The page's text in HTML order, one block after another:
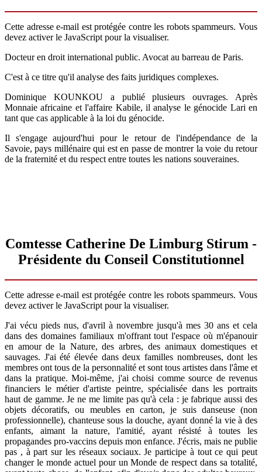
Cette adresse e-mail est protégée contre les robots spammeurs. Vous
devez activer le JavaScript pour la visualiser.
Docteur en droit international public. Avocat au barreau de Paris.
C'est à ce titre qu'il analyse des faits juridiques complexes.
Dominique KOUNKOU a publié plusieurs ouvrages. Après
Monnaie africaine et l'affaire Kabile, il analyse le génocide Lari en
tant que cas applicable à la loi du génocide.
Il s'engage aujourd'hui pour le retour de l'indépendance de la
Savoie, pays millénaire qui est en passe de montrer la voie du retour
de la fraternité et du respect entre toutes les nations souveraines.
Comtesse Catherine De Limburg Stirum -
Présidente du Conseil Constitutionnel
Cette adresse e-mail est protégée contre les robots spammeurs. Vous
devez activer le JavaScript pour la visualiser.
J'ai vécu pieds nus, d'avril à novembre jusqu'à mes 30 ans et cela
dans des domaines familiaux m'offrant tout l'espace où m'épanouir
en amour de la Nature, des arbres, des animaux domestiques et
sauvages. J'ai été élevée dans deux familles nombreuses, dont les
membres ont tous de la personnalité et sont tous artistes dans l'âme et
dans la pratique. Moi-même, j'ai choisi comme source de revenus
financiers le métier d'artiste peintre, spécialisée dans les portraits
haut de gamme. Je ne me limite pas qu'à cela : je fabrique aussi des
objets décoratifs, ou meubles en carton, je suis danseuse (non
professionnelle), chanteuse sous la douche, ayant donné la vie à des
enfants, aimant la nature, l'amitié, ayant résisté à toutes les
propagandes pro-vaccins depuis mon enfance. J'écris, mais ne publie
pas , à part sur les réseaux sociaux. Je participe à tout ce qui peut
changer le monde actuel pour un Monde de respect dans sa totalité,